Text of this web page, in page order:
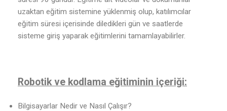
uzaktan eğitim sistemine yüklenmiş olup, katılımcılar
eğitim süresi içerisinde diledikleri gün ve saatlerde
sisteme giriş yaparak eğitimlerini tamamlayabilirler.
Robotik ve kodlama eğitiminin içeriği:
Bilgisayarlar Nedir ve Nasıl Çalışır?